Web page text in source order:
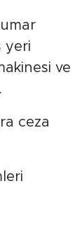
yeri
ve
ceza